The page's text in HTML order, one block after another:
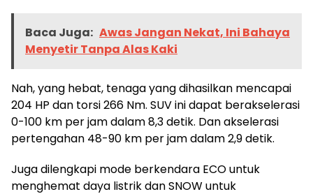
Baca Juga: Awas Jangan Nekat, Ini Bahaya
Menyetir Tanpa Alas Kaki
Nah, yang hebat, tenaga yang dihasilkan mencapai
204 HP dan torsi 266 Nm. SUV ini dapat berakselerasi
0-100 km per jam dalam 8,3 detik. Dan akselerasi
pertengahan 48-90 km per jam dalam 2,9 detik.
Juga dilengkapi mode berkendara ECO untuk
menghemat daya listrik dan SNOW untuk